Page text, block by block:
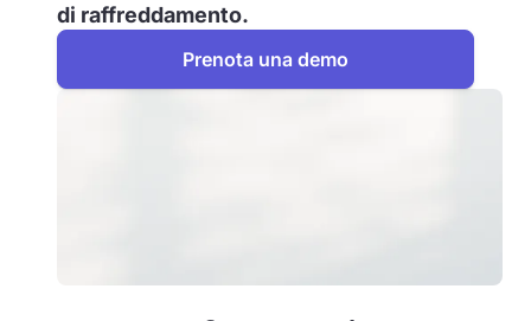
di raffreddamento.
Prenota una demo